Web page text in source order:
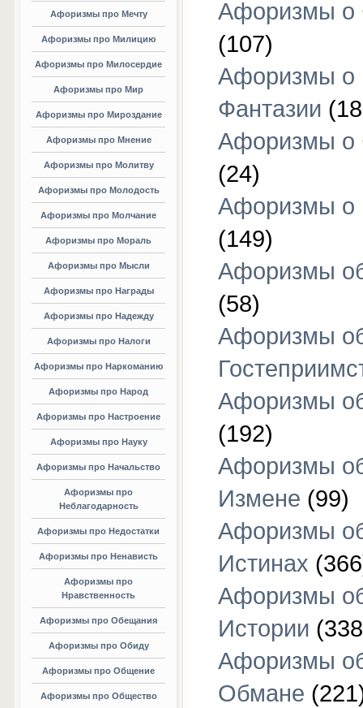
Афоризмы про Мечту
Афоризмы про Милицию
Афоризмы про Милосердие
Афоризмы про Мир
Афоризмы про Мироздание
Афоризмы про Мнение
Афоризмы про Молитву
Афоризмы про Молодость
Афоризмы про Молчание
Афоризмы про Мораль
Афоризмы про Мысли
Афоризмы про Награды
Афоризмы про Надежду
Афоризмы про Налоги
Афоризмы про Наркоманию
Афоризмы про Народ
Афоризмы про Настроение
Афоризмы про Науку
Афоризмы про Начальство
Афоризмы про
Неблагодарность
Афоризмы про Недостатки
Афоризмы про Ненависть
Афоризмы про
Нравственность
Афоризмы про Обещания
Афоризмы про Обиду
Афоризмы про Общение
Афоризмы про Общество
Афоризмы о
(107)
Афоризмы о
Фантазии
Афоризмы о
(24)
Афоризмы о
(149)
Афоризмы
(58)
Афоризмы
Афоризмы
(192)
Афоризмы
Измене (99)
Афоризмы
Истинах
Афоризмы
Истории
Афоризмы
Обмане